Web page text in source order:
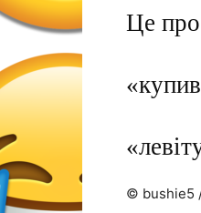
Це
© bushie5